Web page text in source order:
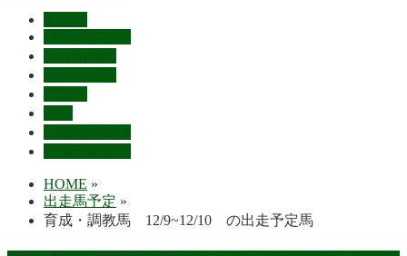
HOME »
出走馬予定 »
育成・調教馬 12/9~12/10 の出走予定馬